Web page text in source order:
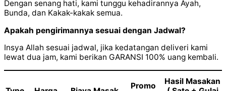
Dengan senang hati, kami tunggu kehadirannya Ayah,
Bunda, dan Kakak-kakak semua.
Apakah pengirimannya sesuai dengan Jadwal?
Insya Allah sesuai jadwal, jika kedatangan deliveri kami
lewat dua jam, kami berikan GARANSI 100% uang kembali.
Promo
Hasil Masakan